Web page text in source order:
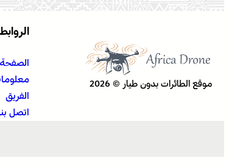
موقع الطائرات بدون طيار © 2026
الروابط
الفريق
اتصل